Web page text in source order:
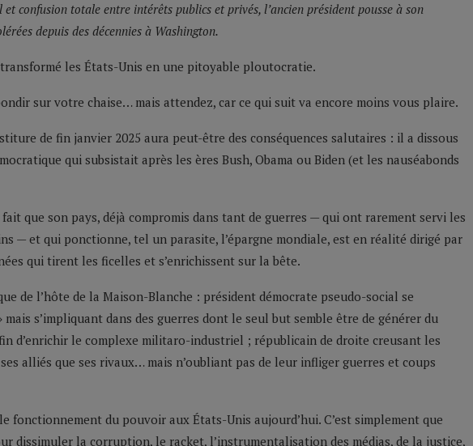
confusion totale entre intérêts publics et privés, l’ancien président pousse à son
depuis des décennies à Washington.
les États-Unis en une pitoyable ploutocratie.
sur votre chaise… mais attendez, car ce qui suit va encore moins vous plaire.
de fin janvier 2025 aura peut-être des conséquences salutaires : il a dissous
qui subsistait après les ères Bush, Obama ou Biden (et les nauséabonds
que son pays, déjà compromis dans tant de guerres — qui ont rarement servi les
— et qui ponctionne, tel un parasite, l’épargne mondiale, est en réalité dirigé par
qui tirent les ficelles et s’enrichissent sur la bête.
de l’hôte de la Maison-Blanche : président démocrate pseudo-social se
mais s’impliquant dans des guerres dont le seul but semble être de générer du
d’enrichir le complexe militaro-industriel ; républicain de droite creusant les
alliés que ses rivaux… mais n’oubliant pas de leur infliger guerres et coups
fonctionnement du pouvoir aux États-Unis aujourd’hui. C’est simplement que
dissimuler la corruption, le racket, l’instrumentalisation des médias, de la justice,